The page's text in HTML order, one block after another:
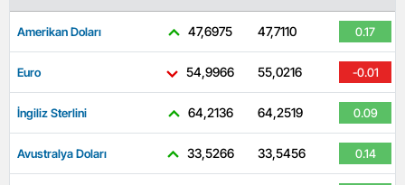
Amerikan Doları 47,6975 47,7110 0.17
Euro 54,9966 55,0216 -0.01
İngiliz Sterlini 64,2136 64,2519 0.09
Avustralya Doları 33,5266 33,5456 0.14